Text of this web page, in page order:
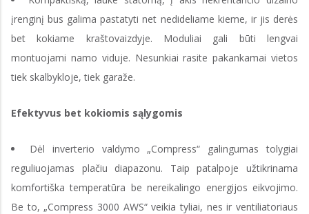
įrenginį bus galima pastatyti net nedideliame kieme, ir jis derės
bet kokiame kraštovaizdyje. Moduliai gali būti lengvai
montuojami namo viduje. Nesunkiai rasite pakankamai vietos
tiek skalbykloje, tiek garaže.
Efektyvus bet kokiomis sąlygomis
Dėl inverterio valdymo „Compress“ galingumas tolygiai
reguliuojamas plačiu diapazonu. Taip patalpoje užtikrinama
komfortiška temperatūra be nereikalingo energijos eikvojimo.
Be to, „Compress 3000 AWS“ veikia tyliai, nes ir ventiliatoriaus